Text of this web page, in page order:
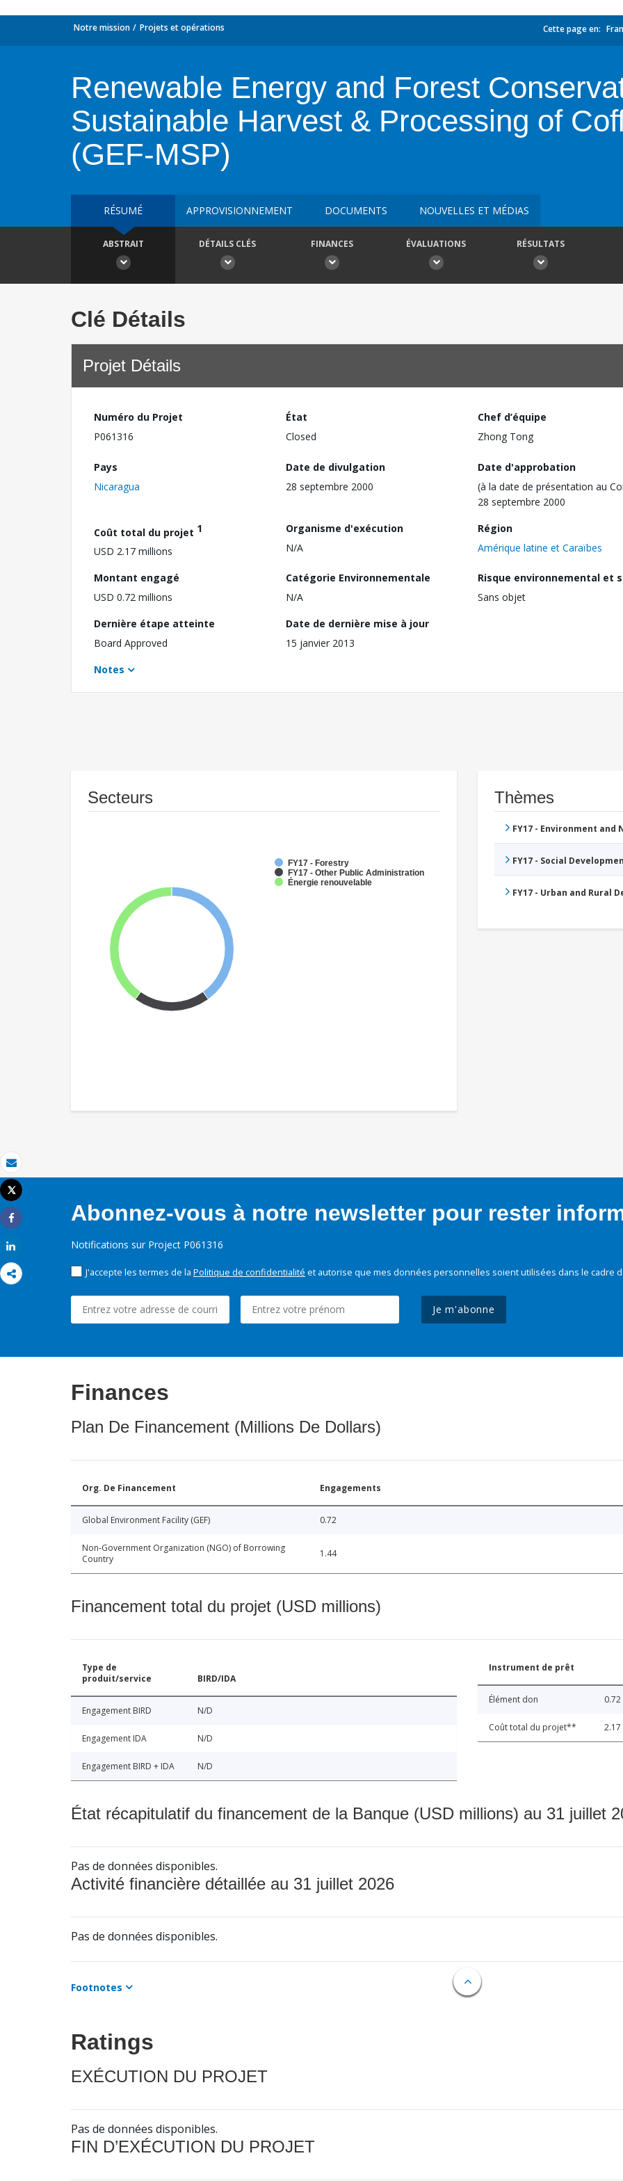
Email
Imprimer
Tweet
Share
Notre mission Projets et opérations Cette page en:
Renewable Energy and Forest
Sustainable Harvest & Processing of
(GEF-MSP)
RÉSUMÉ APPROVISIONNEMENT DOCUMENTS NOUVELLES ET MÉDIAS
ABSTRAIT DÉTAILS CLÉS FINANCES ÉVALUATIONS RÉSULTATS
Clé Détails
Projet Détails
Numéro du Projet
P061316
État
Closed
Chef d’équipe
Zhong Tong
Pays
Nicaragua
Date de divulgation
28 septembre 2000
Date d'approbation
(à la date de présentation au
28 septembre 2000
Coût total du projet 1
USD 2.17 millions
Organisme d'exécution
N/A
Région
Amérique latine et Caraïbes
Montant engagé
USD 0.72 millions
Catégorie Environnementale
N/A
Risque environnemental et
Sans objet
Dernière étape atteinte
Board Approved
Date de dernière mise à jour
15 janvier 2013
Notes
Secteurs
FY17 - Forestry
FY17 - Other Public Administration
Énergie renouvelable
Thèmes
FY17 - Environment
FY17 - Social
FY17 - Urban and Rural
Abonnez-vous à notre newsletter pour rester
Notifications sur Project P061316
J'accepte les termes de la Politique de confidentialité et autorise que mes données personnelles soient utilisées dans le cadre
Je m'abonne
Finances
Plan De Financement (Millions De Dollars)
Org. De Financement Engagements
Global Environment Facility (GEF) 0.72
Non-Government Organization (NGO) of Borrowing
Country
1.44
Financement total du projet (USD millions)
Type de
produit/service
BIRD/IDA
Engagement BIRD N/D
Engagement IDA N/D
Engagement BIRD + IDA N/D
Instrument de prêt
Élément don 0.72
Coût total du projet** 2.17
État récapitulatif du financement de la Banque (USD millions) au 31 juillet
Pas de données disponibles.
Activité financière détaillée au 31 juillet 2026
Pas de données disponibles.
Footnotes
Ratings
EXÉCUTION DU PROJET
Pas de données disponibles.
FIN D’EXÉCUTION DU PROJET